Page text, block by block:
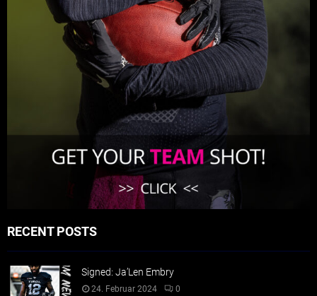
RECENT POSTS
Signed: Ja’Len Embry
24. Februar 2024 0